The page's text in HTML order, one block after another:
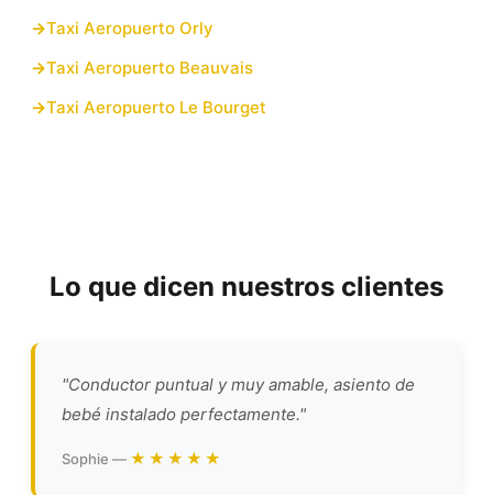
Taxi Aeropuerto Orly
Taxi Aeropuerto Beauvais
Taxi Aeropuerto Le Bourget
Lo que dicen nuestros clientes
"Conductor puntual y muy amable, asiento de
bebé instalado perfectamente."
Sophie — ★★★★★